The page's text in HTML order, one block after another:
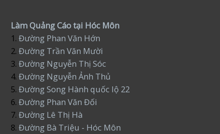
Làm Quảng Cáo tại Hóc Môn
1.Đường Phan Văn Hớn
2.Đường Trần Văn Mười
3.Đường Nguyễn Thị Sóc
4. Đường Nguyễn Ảnh Thủ
5.Đường Song Hành quốc lộ 22
6.Đường Phan Văn Đối
7. Đường Lê Thị Hà
8.Đường Bà Triệu - Hóc Môn